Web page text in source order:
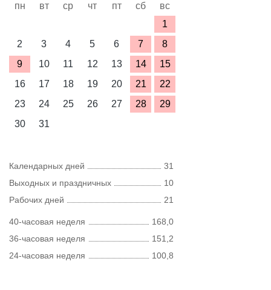
пн вт ср чт пт сб
вс
1
2
3 4 5 6 7
8
9
10 11 12 13 14
15
16
17 18 19 20 21
22
23
24 25 26 27 28
29
30
31
Календарных дней
31
Выходных и праздничных
10
Рабочих дней
21
40-часовая неделя
168,0
36-часовая неделя
151,2
24-часовая неделя
100,8